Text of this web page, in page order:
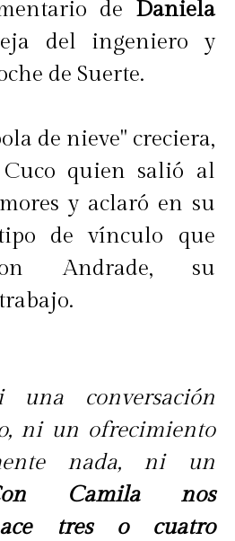
de Daniela
del ingeniero y
de Suerte.
de nieve" creciera,
quien salió al
y aclaró en su
de vínculo que
Andrade, su
conversación
ni un ofrecimiento
nada, ni un
Camila nos
tres o cuatro